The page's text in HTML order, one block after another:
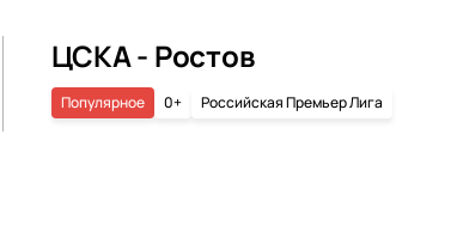
ЦСКА - Ростов
0+ Российская Премьер Лига
Популярное